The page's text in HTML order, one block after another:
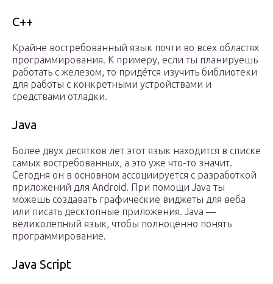
С++
Крайне востребованный язык почти во всех областях
программирования. К примеру, если ты планируешь
работать с железом, то придётся изучить библиотеки
для работы с конкретными устройствами и
средствами отладки.
Java
Более двух десятков лет этот язык находится в списке
самых востребованных, а это уже что-то значит.
Сегодня он в основном ассоциируется с разработкой
приложений для Android. При помощи Java ты
можешь создавать графические виджеты для веба
или писать десктопные приложения. Java —
великолепный язык, чтобы полноценно понять
программирование.
Java Script